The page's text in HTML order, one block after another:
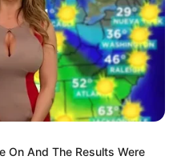
Andhara, Pemeran
On And The Results Were